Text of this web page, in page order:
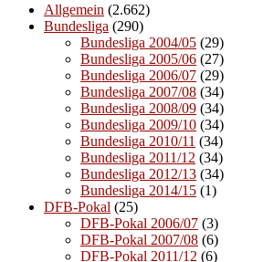
Allgemein (2.662)
Bundesliga (290)
Bundesliga 2004/05 (29)
Bundesliga 2005/06 (27)
Bundesliga 2006/07 (29)
Bundesliga 2007/08 (34)
Bundesliga 2008/09 (34)
Bundesliga 2009/10 (34)
Bundesliga 2010/11 (34)
Bundesliga 2011/12 (34)
Bundesliga 2012/13 (34)
Bundesliga 2014/15 (1)
DFB-Pokal (25)
DFB-Pokal 2006/07 (3)
DFB-Pokal 2007/08 (6)
DFB-Pokal 2011/12 (6)